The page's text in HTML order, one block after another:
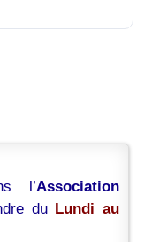
l’Association
du Lundi au